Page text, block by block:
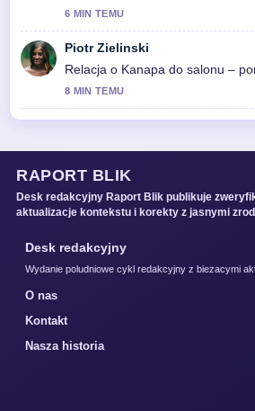
6 MIN TEMU
Piotr Zielinski
Relacja o Kanapa do salonu –
8 MIN TEMU
RAPORT BLIK
Desk redakcyjny Raport Blik publikuje
aktualizacje kontekstu i korekty z jasnymi
Desk redakcyjny
Wydanie poludniowe cykl redakcyjny z biezacymi
O nas
Kontakt
Nasza historia